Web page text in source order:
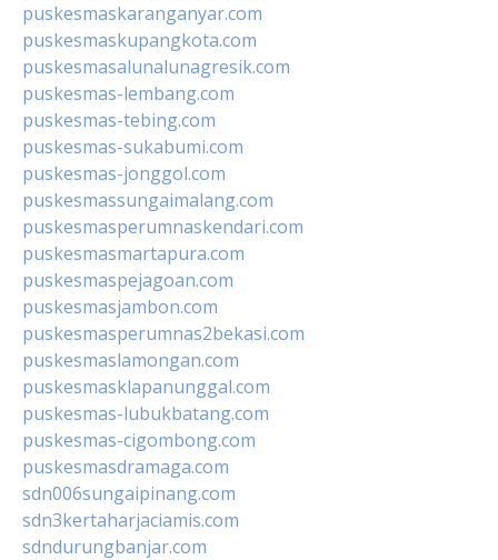
puskesmaskaranganyar.com
puskesmaskupangkota.com
puskesmasalunalunagresik.com
puskesmas-lembang.com
puskesmas-tebing.com
puskesmas-sukabumi.com
puskesmas-jonggol.com
puskesmassungaimalang.com
puskesmasperumnaskendari.com
puskesmasmartapura.com
puskesmaspejagoan.com
puskesmasjambon.com
puskesmasperumnas2bekasi.com
puskesmaslamongan.com
puskesmasklapanunggal.com
puskesmas-lubukbatang.com
puskesmas-cigombong.com
puskesmasdramaga.com
sdn006sungaipinang.com
sdn3kertaharjaciamis.com
sdndurungbanjar.com